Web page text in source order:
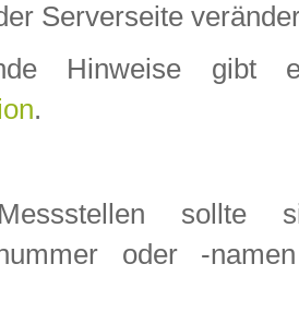
Serverseite
Hinweise
.
sollte
oder -